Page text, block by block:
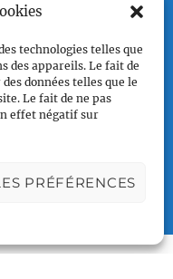
technologies telles que
des appareils. Le fait de
données telles que le
Le fait de ne pas
effet négatif sur
PRÉFÉRENCES